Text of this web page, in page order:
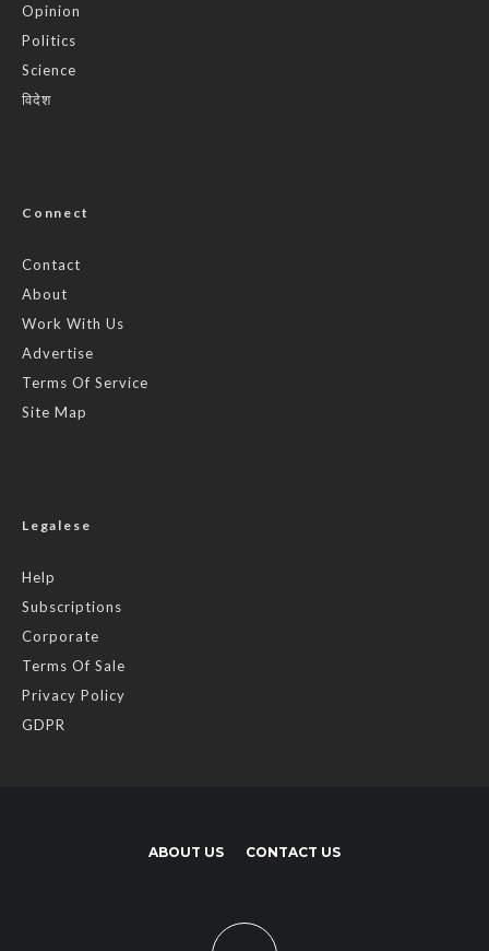
Opinion
Politics
Science
विदेश
Connect
Contact
About
Work With Us
Advertise
Terms Of Service
Site Map
Legalese
Help
Subscriptions
Corporate
Terms Of Sale
Privacy Policy
GDPR
ABOUT US CONTACT US